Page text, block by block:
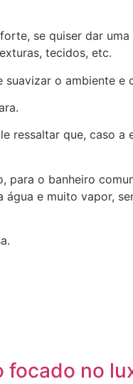
se quiser dar
tecidos, etc.
o ambiente e
que, caso
o banheiro
e muito vapor,
no